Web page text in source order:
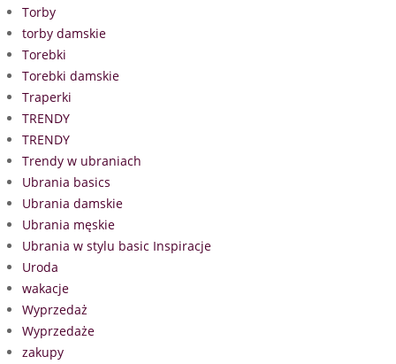
Torby
torby damskie
Torebki
Torebki damskie
Traperki
TRENDY
TRENDY
Trendy w ubraniach
Ubrania basics
Ubrania damskie
Ubrania męskie
Ubrania w stylu basic Inspiracje
Uroda
wakacje
Wyprzedaż
Wyprzedaże
zakupy